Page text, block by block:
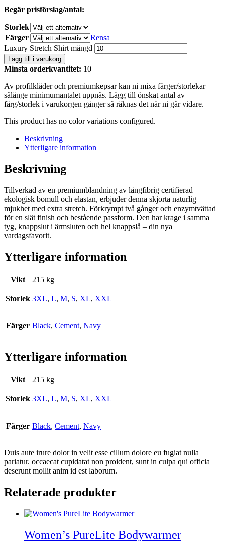
Begär prisförslag/antal:
Storlek
Färger
Rensa
Luxury Stretch Shirt mängd
Lägg till i varukorg
Minsta orderkvantitet: 10
Av profilkläder och premiumkepsar kan ni mixa färger/storlekar
sålänge minimumantalet uppnås. Lägg till önskat antal av
färg/storlek i varukorgen gånger så räknas det när ni går vidare.
This product has no color variations configured.
Beskrivning
Ytterligare information
Beskrivning
Tillverkad av en premiumblandning av långfibrig certifierad
ekologisk bomull och elastan, erbjuder denna skjorta naturlig
mjukhet med extra stretch. Förkrympt två gånger och enzymtvättad
för en slät finish och bestående passform. Den har krage i samma
tyg, knappslut i ärmsluten och hel knappslå – din nya
vardagsfavorit.
Ytterligare information
Vikt 215 kg
Storlek 3XL, L, M, S, XL, XXL
Färger Black, Cement, Navy
Ytterligare information
Vikt 215 kg
Storlek 3XL, L, M, S, XL, XXL
Färger Black, Cement, Navy
Duis aute irure dolor in velit esse cillum dolore eu fugiat nulla
pariatur. occaecat cupidatat non proident, sunt in culpa qui officia
deserunt mollit anim id est laborum.
Relaterade produkter
Women’s PureLite Bodywarmer